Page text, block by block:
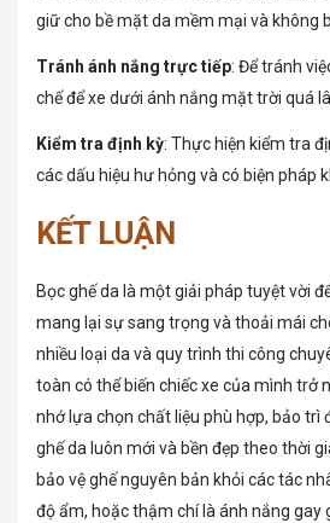
giữ cho bề mặt da mềm mại và không
Tránh ánh nắng trực tiếp: Để tránh
chế để xe dưới ánh nắng mặt trời quá
Kiểm tra định kỳ: Thực hiện kiểm tra
các dấu hiệu hư hỏng và có biện pháp
KẾT LUẬN
Bọc ghế da là một giải pháp tuyệt vời
mang lại sự sang trọng và thoải mái
nhiều loại da và quy trình thi công
toàn có thể biến chiếc xe của mình trở
nhớ lựa chọn chất liệu phù hợp, bảo trì
ghế da luôn mới và bền đẹp theo thời
bảo vệ ghế nguyên bản khỏi các tác
độ ẩm, hoặc thậm chí là ánh nắng gay